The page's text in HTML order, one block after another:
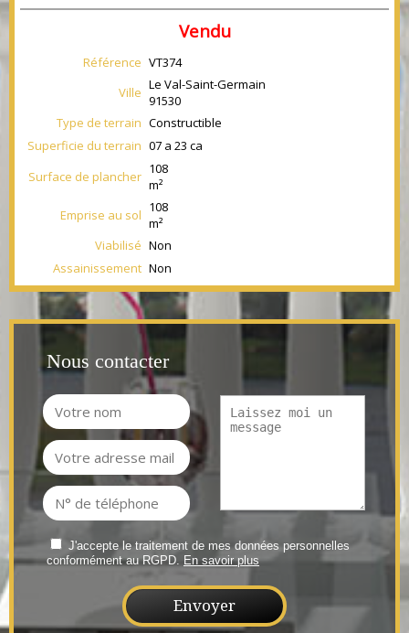
Vendu
Référence VT374
Ville Le Val-Saint-Germain
91530
Type de terrain Constructible
Superficie du terrain 07 a 23 ca
Surface de plancher 108
m²
Emprise au sol 108
m²
Viabilisé Non
Assainissement Non
Nous contacter
J'accepte le traitement de mes données personnelles
conformément au RGPD. En savoir plus